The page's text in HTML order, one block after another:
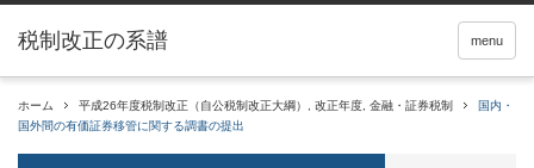
税制改正の系譜 menu
ホーム 平成26年度税制改正（自公税制改正大綱） 改正年度 金融・証券税制
国内・
国外間の有価証券移管に関する調書の提出